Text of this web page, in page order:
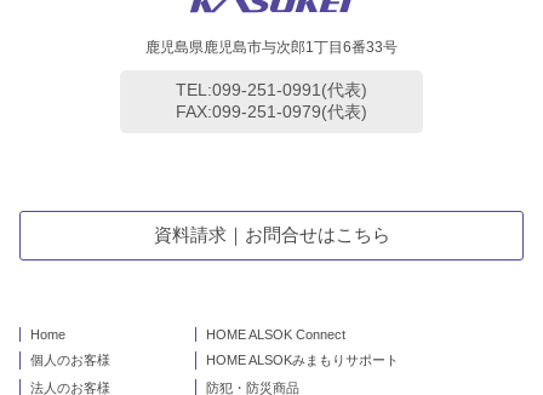
鹿児島県鹿児島市与次郎1丁目6番33号
TEL:099-251-0991(代表)
FAX:099-251-0979(代表)
資料請求｜お問合せはこちら
Home
個人のお客様
法人のお客様
HOME ALSOK Connect
HOME ALSOKみまもりサポート
防犯・防災商品